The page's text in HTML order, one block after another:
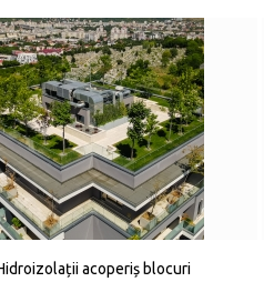
acoperiș blocuri